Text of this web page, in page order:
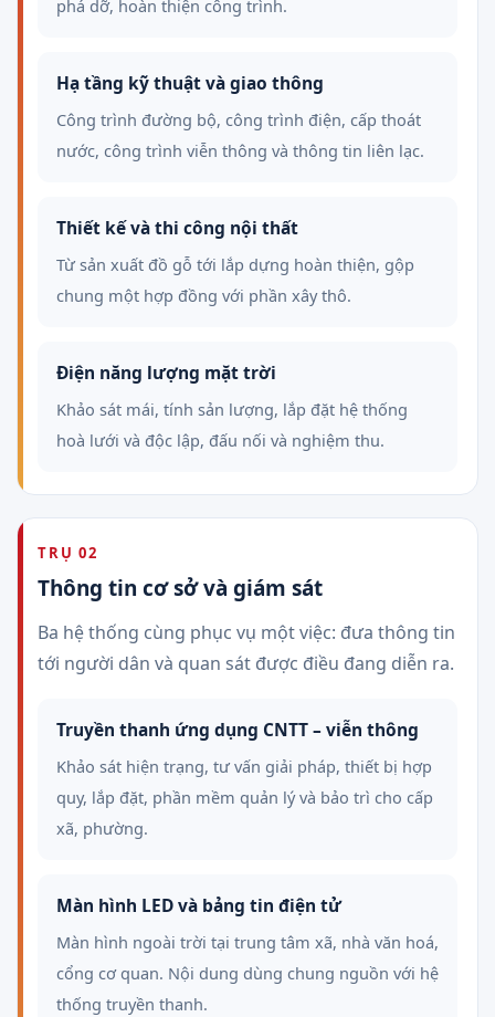
phá dỡ, hoàn thiện công trình.
Hạ tầng kỹ thuật và giao thông
Công trình đường bộ, công trình điện, cấp thoát
nước, công trình viễn thông và thông tin liên lạc.
Thiết kế và thi công nội thất
Từ sản xuất đồ gỗ tới lắp dựng hoàn thiện, gộp
chung một hợp đồng với phần xây thô.
Điện năng lượng mặt trời
Khảo sát mái, tính sản lượng, lắp đặt hệ thống
hoà lưới và độc lập, đấu nối và nghiệm thu.
TRỤ 02
Thông tin cơ sở và giám sát
Ba hệ thống cùng phục vụ một việc: đưa thông tin
tới người dân và quan sát được điều đang diễn ra.
Truyền thanh ứng dụng CNTT – viễn thông
Khảo sát hiện trạng, tư vấn giải pháp, thiết bị hợp
quy, lắp đặt, phần mềm quản lý và bảo trì cho cấp
xã, phường.
Màn hình LED và bảng tin điện tử
Màn hình ngoài trời tại trung tâm xã, nhà văn hoá,
cổng cơ quan. Nội dung dùng chung nguồn với hệ
thống truyền thanh.